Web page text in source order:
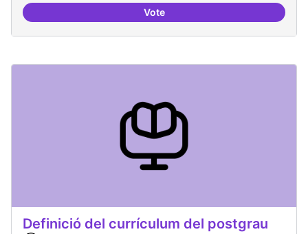
VoteTècniques de seguretat digital
Definició del currículum del postgrau